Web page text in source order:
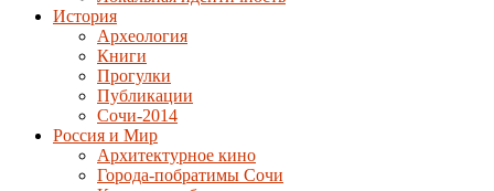
История
Археология
Книги
Прогулки
Публикации
Сочи-2014
Россия и Мир
Архитектурное кино
Города-побратимы Сочи